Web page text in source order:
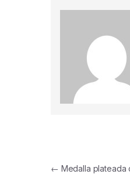
← Medalla plateada